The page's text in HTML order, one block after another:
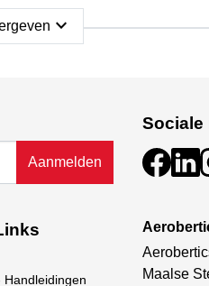
— een essentieel stuk
expand_more
Aanmelden
Sociale
Handleidingen
Maalse